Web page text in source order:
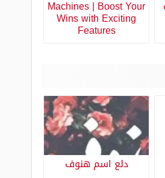
Machines | Boost Your
Wins with Exciting
Features
دلع اسم هنوف